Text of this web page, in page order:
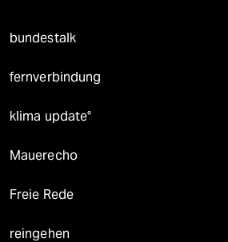
bundestalk
fernverbindung
klima update°
Mauerecho
Freie Rede
reingehen